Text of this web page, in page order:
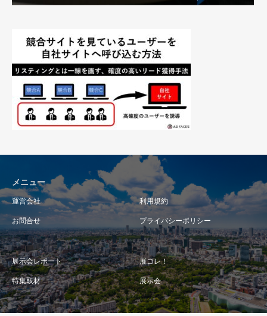
メニュー
運営会社 利用規約
お問合せ プライバシーポリシー
展示会レポート 展コレ！
特集取材 展示会